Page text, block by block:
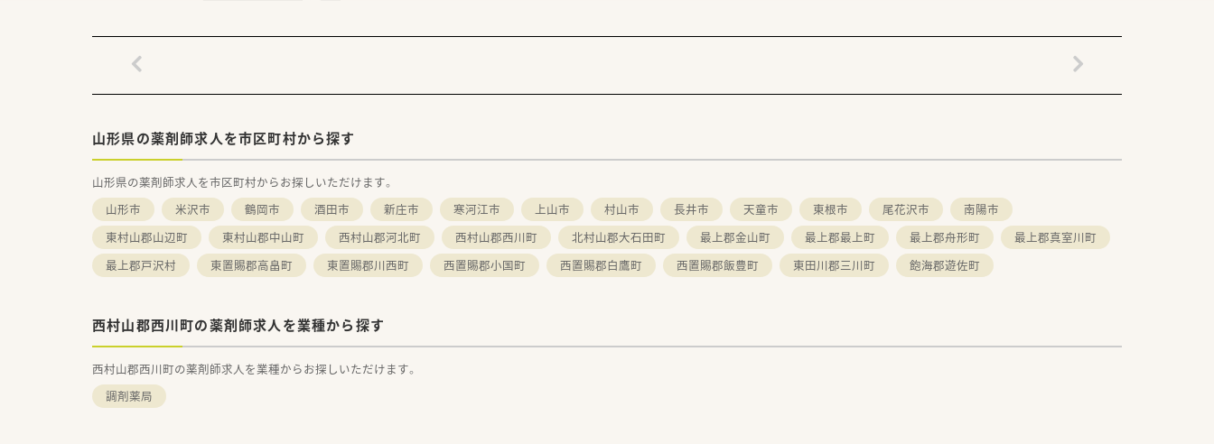
山形県の薬剤師求人を市区町村から探す
山形県の薬剤師求人を市区町村からお探しいただけます。
山形市
米沢市 鶴岡市 酒田市 新庄市 寒河江市 上山市 村山市 長井市 天童市 東根市 尾花沢市
南陽市
東村山郡山辺町
東村山郡中山町 西村山郡河北町 西村山郡西川町 北村山郡大石田町 最上郡金山町 最上郡最上町 最上郡舟形町
最上郡真室川町
最上郡戸沢村
東置賜郡高畠町 東置賜郡川西町 西置賜郡小国町 西置賜郡白鷹町 西置賜郡飯豊町 東田川郡三川町 飽海郡遊佐町
西村山郡西川町の薬剤師求人を業種から探す
西村山郡西川町の薬剤師求人を業種からお探しいただけます。
調剤薬局